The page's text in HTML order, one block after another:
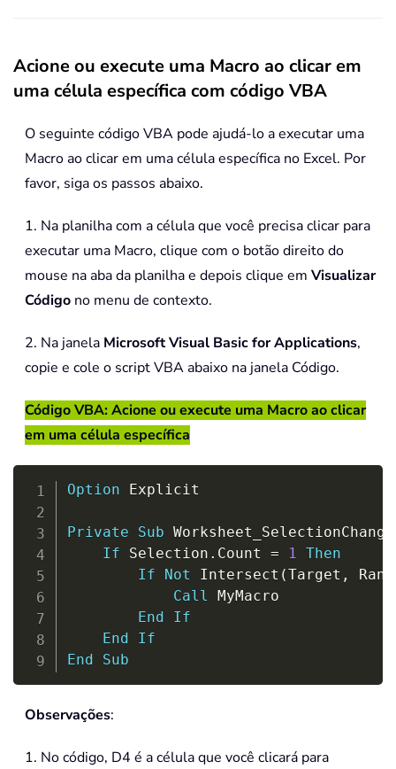
Acione ou execute uma Macro ao clicar em
uma célula específica com código VBA
O seguinte código VBA pode ajudá-lo a executar uma
Macro ao clicar em uma célula específica no Excel. Por
favor, siga os passos abaixo.
1. Na planilha com a célula que você precisa clicar para
executar uma Macro, clique com o botão direito do
mouse na aba da planilha e depois clique em Visualizar
Código no menu de contexto.
2. Na janela Microsoft Visual Basic for Applications,
copie e cole o script VBA abaixo na janela Código.
Código VBA: Acione ou execute uma Macro ao clicar
em uma célula específica
Option Explicit
Private Sub Worksheet_SelectionChange
If Selection . Count = 1 Then
If
Not Intersect (Target ,
Call MyMacro
End
If
End
If
End
Sub
Observações:
1. No código, D4 é a célula que você clicará para